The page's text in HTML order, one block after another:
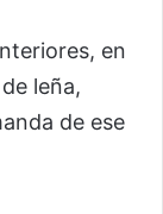
en
leña,
de ese